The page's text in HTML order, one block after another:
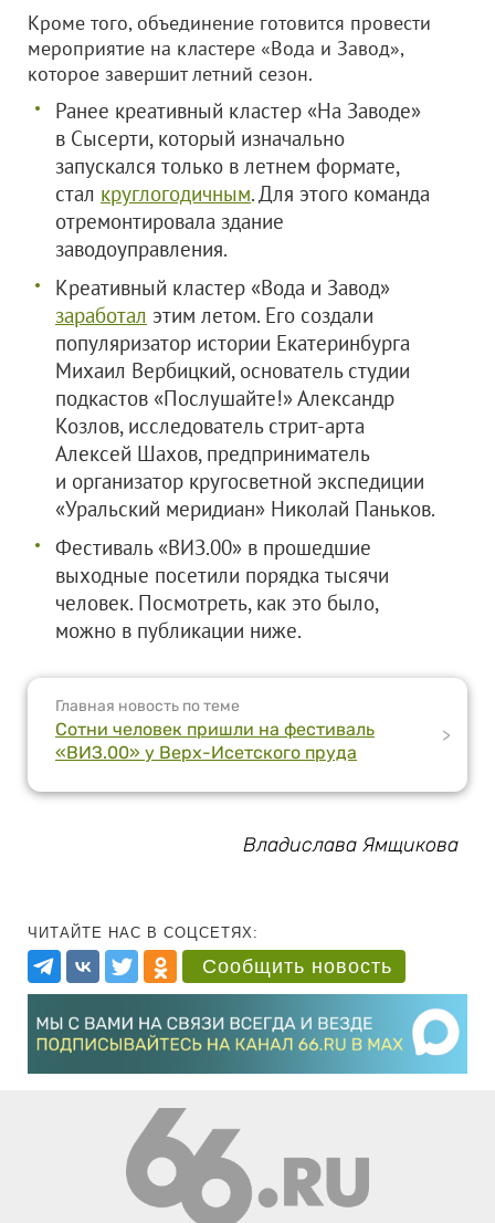
Кроме того, объединение готовится провести
мероприятие на кластере «Вода и Завод»,
которое завершит летний сезон.
Ранее креативный кластер «На Заводе»
в Сысерти, который изначально
запускался только в летнем формате,
стал круглогодичным. Для этого команда
отремонтировала здание
заводоуправления.
Креативный кластер «Вода и Завод»
заработал этим летом. Его создали
популяризатор истории Екатеринбурга
Михаил Вербицкий, основатель студии
подкастов «Послушайте!» Александр
Козлов, исследователь стрит-арта
Алексей Шахов, предприниматель
и организатор кругосветной экспедиции
«Уральский меридиан» Николай Паньков.
Фестиваль «ВИЗ.00» в прошедшие
выходные посетили порядка тысячи
человек. Посмотреть, как это было,
можно в публикации ниже.
Главная новость по теме
Сотни человек пришли на фестиваль
«ВИЗ.00» у Верх-Исетского пруда
>
Владислава Ямщикова
ЧИТАЙТЕ НАС В СОЦСЕТЯХ:
Сообщить новость